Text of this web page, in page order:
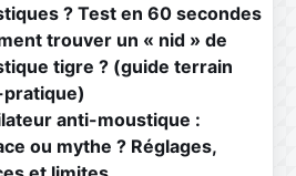
? Test en 60 secondes
trouver un « nid » de
tigre ? (guide terrain
anti-moustique :
ou mythe ? Réglages,